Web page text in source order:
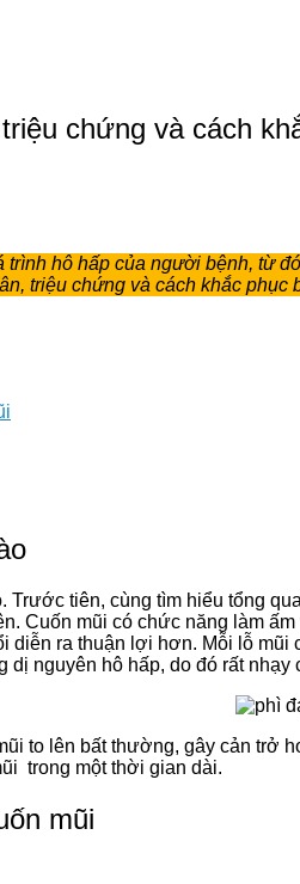
chứng và cách
hô hấp của người bệnh, từ
triệu chứng và cách khắc phục
tiên, cùng tìm hiểu tổng
Cuốn mũi có chức năng làm
ra thuận lợi hơn. Mỗi lỗ
nguyên hô hấp, do đó rất nhạy
to lên bất thường, gây cản trở
trong một thời gian dài.
mũi